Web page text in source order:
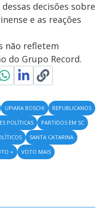
decisões sobre
e as reações
não refletem
do Grupo Record.
UPIARA BOSCHI
REPUBLICANOS
POLÍTICAS
PARTIDOS EM SC
SANTA CATARINA
+
VOTO MAIS